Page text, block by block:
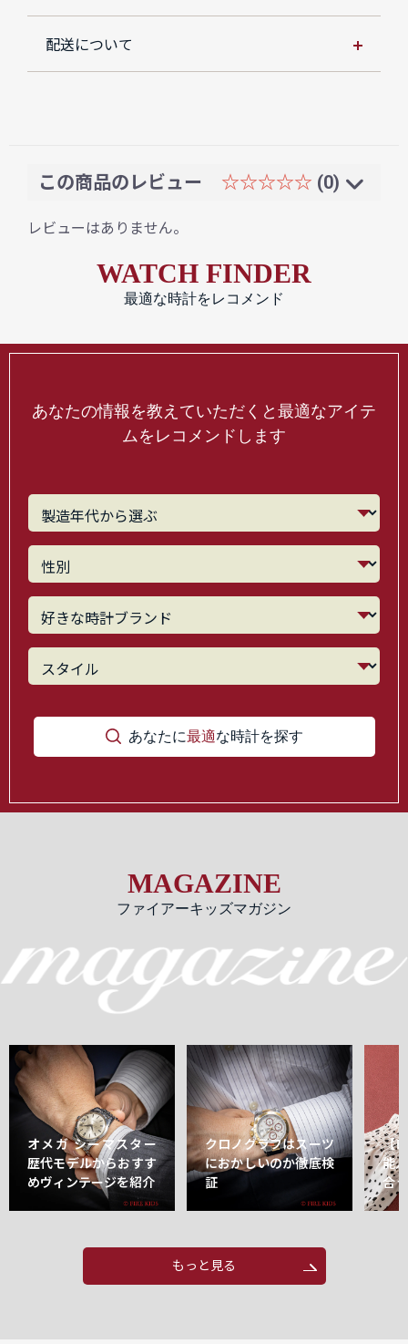
配送について
この商品のレビュー ☆☆☆☆☆ (0)
レビューはありません。
WATCH FINDER
最適な時計をレコメンド
あなたの情報を教えていただくと最適なアイテ
ムをレコメンドします
あなたに最適な時計を探す
MAGAZINE
ファイアーキッズマガジン
オメガ シーマスター
歴代モデルからおすす
めヴィンテージを紹介
クロノグラフはスーツ
におかしいのか徹底検
証
【
能
合
もっと見る